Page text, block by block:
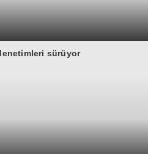
sürüyor